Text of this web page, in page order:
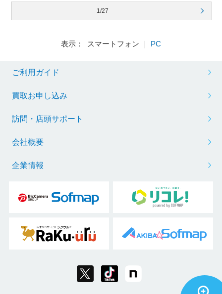
1/27
表示： スマートフォン ｜ PC
ご利用ガイド
買取お申し込み
訪問・店頭サポート
会社概要
企業情報